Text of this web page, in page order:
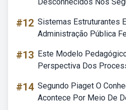
#12 Sistemas Estruturantes
Administração Pública
#13 Este Modelo
Perspectiva Dos
#14 Segundo Piaget O
Acontece Por Meio De